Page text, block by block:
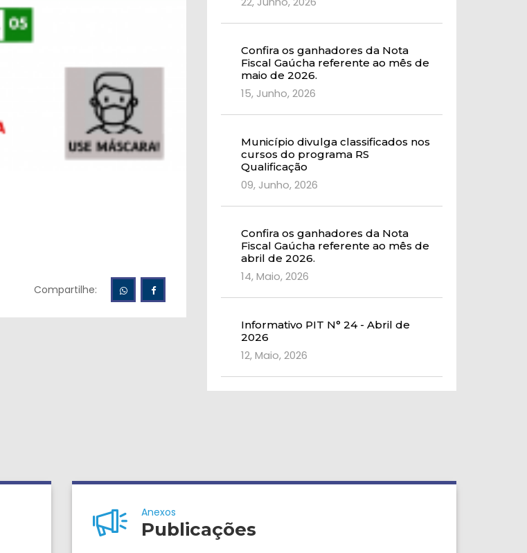
Compartilhe:
Confira os ganhadores da Nota
Fiscal Gaúcha referente ao mês de
maio de 2026.
15, Junho, 2026
Município divulga classificados nos
cursos do programa RS
Qualificação
09, Junho, 2026
Confira os ganhadores da Nota
Fiscal Gaúcha referente ao mês de
abril de 2026.
14, Maio, 2026
Informativo PIT N° 24 - Abril de
2026
12, Maio, 2026
Anexos
Publicações